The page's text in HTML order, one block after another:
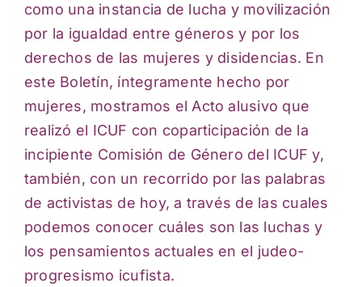
como una instancia de lucha y movilización
por la igualdad entre géneros y por los
derechos de las mujeres y disidencias. En
este Boletín, íntegramente hecho por
mujeres, mostramos el Acto alusivo que
realizó el ICUF con coparticipación de la
incipiente Comisión de Género del ICUF y,
también, con un recorrido por las palabras
de activistas de hoy, a través de las cuales
podemos conocer cuáles son las luchas y
los pensamientos actuales en el judeo-
progresismo icufista.